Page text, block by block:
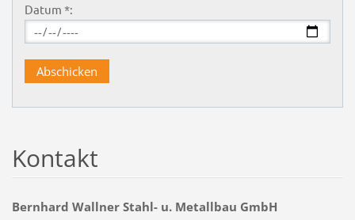
Datum *:
Kontakt
Bernhard Wallner Stahl- u. Metallbau GmbH